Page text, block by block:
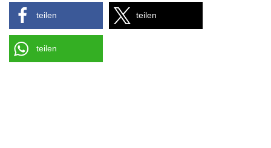
teilen teilen
teilen